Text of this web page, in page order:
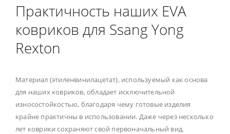
Практичность наших EVA
ковриков для Ssang Yong
Rexton
Материал (этиленвинилацетат), используемый как основа
для наших ковриков, обладает исключительной
износостойкостью, благодаря чему готовые изделия
крайне практичны в использовании. Даже через несколько
лет коврики сохраняют свой первоначальный вид.